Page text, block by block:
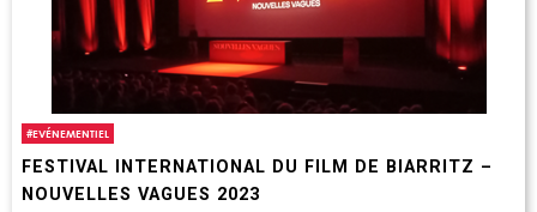
#EVÉNEMENTIEL
FESTIVAL INTERNATIONAL DU FILM DE BIARRITZ –
NOUVELLES VAGUES 2023